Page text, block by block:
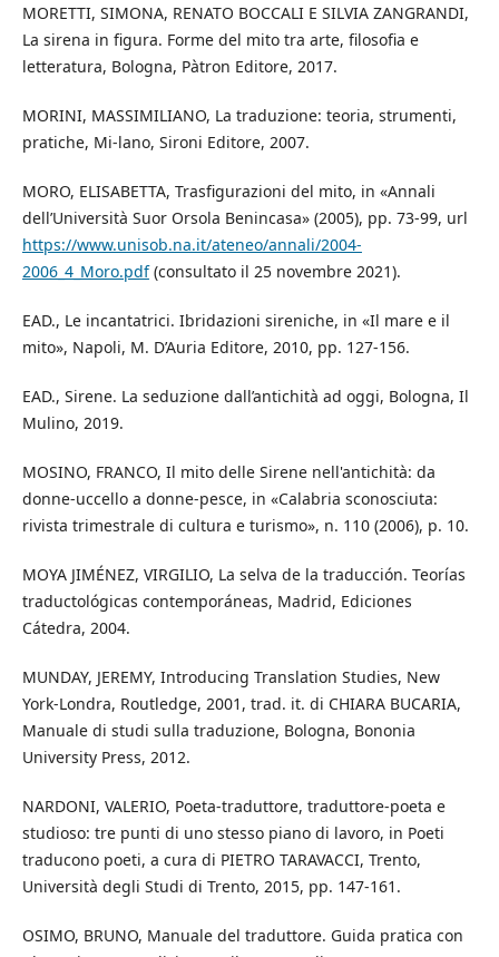
MORETTI, SIMONA, RENATO BOCCALI E SILVIA ZANGRANDI,
La sirena in figura. Forme del mito tra arte, filosofia e
letteratura, Bologna, Pàtron Editore, 2017.
MORINI, MASSIMILIANO, La traduzione: teoria, strumenti,
pratiche, Mi-lano, Sironi Editore, 2007.
MORO, ELISABETTA, Trasfigurazioni del mito, in «Annali
dell’Università Suor Orsola Benincasa» (2005), pp. 73-99, url
https://www.unisob.na.it/ateneo/annali/2004-
2006_4_Moro.pdf(consultato il 25 novembre 2021).
EAD., Le incantatrici. Ibridazioni sireniche, in «Il mare e il
mito», Napoli, M. D’Auria Editore, 2010, pp. 127-156.
EAD., Sirene. La seduzione dall’antichità ad oggi, Bologna, Il
Mulino, 2019.
MOSINO, FRANCO, Il mito delle Sirene nell'antichità: da
donne-uccello a donne-pesce, in «Calabria sconosciuta:
rivista trimestrale di cultura e turismo», n. 110 (2006), p. 10.
MOYA JIMÉNEZ, VIRGILIO, La selva de la traducción. Teorías
traductológicas contemporáneas, Madrid, Ediciones
Cátedra, 2004.
MUNDAY, JEREMY, Introducing Translation Studies, New
York-Londra, Routledge, 2001, trad. it. di CHIARA BUCARIA,
Manuale di studi sulla traduzione, Bologna, Bononia
University Press, 2012.
NARDONI, VALERIO, Poeta-traduttore, traduttore-poeta e
studioso: tre punti di uno stesso piano di lavoro, in Poeti
traducono poeti, a cura di PIETRO TARAVACCI, Trento,
Università degli Studi di Trento, 2015, pp. 147-161.
OSIMO, BRUNO, Manuale del traduttore. Guida pratica con